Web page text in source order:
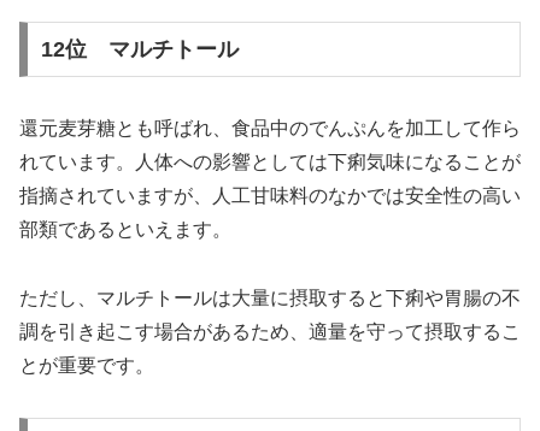
12位 マルチトール
還元麦芽糖とも呼ばれ、食品中のでんぷんを加工して作ら
れています。人体への影響としては下痢気味になることが
指摘されていますが、人工甘味料のなかでは安全性の高い
部類であるといえます。
ただし、マルチトールは大量に摂取すると下痢や胃腸の不
調を引き起こす場合があるため、適量を守って摂取するこ
とが重要です。